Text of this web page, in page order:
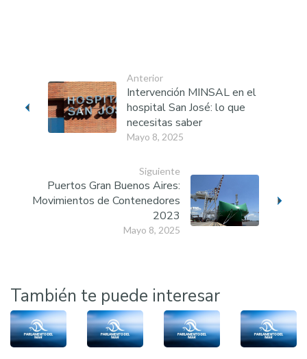
Anterior
Mayo 8, 2025
Intervención MINSAL en el
hospital San José: lo que
necesitas saber
Siguiente
Mayo 8, 2025
Puertos Gran Buenos Aires:
Movimientos de Contenedores
2023
También te puede interesar